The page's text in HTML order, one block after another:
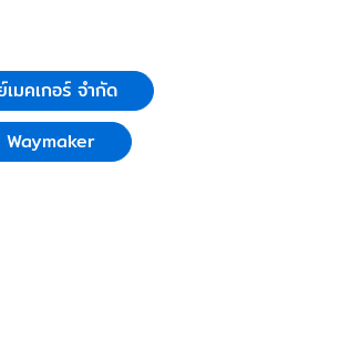
เมคเกอร์ จำกัด
Waymaker